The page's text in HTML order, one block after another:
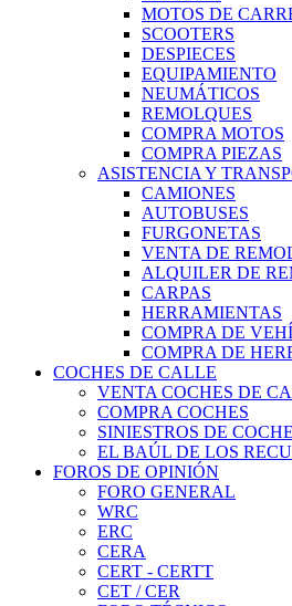
MOTOS DE
SCOOTERS
DESPIECES
EQUIPAMIENTO
NEUMÁTICOS
REMOLQUES
COMPRA MOTOS
COMPRA PIEZAS
ASISTENCIA Y
CAMIONES
AUTOBUSES
FURGONETAS
VENTA DE
ALQUILER DE
CARPAS
HERRAMIENTAS
COMPRA DE
COMPRA DE
COCHES DE CALLE
VENTA COCHES DE
COMPRA COCHES
SINIESTROS DE
EL BAÚL DE LOS
FOROS DE OPINIÓN
FORO GENERAL
WRC
ERC
CERA
CERT - CERTT
CET / CER